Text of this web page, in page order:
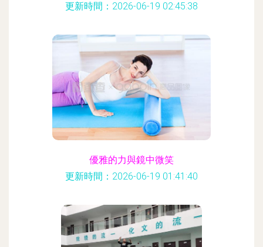
更新時間：2026-06-19 02:45:38
優雅的力與鏡中微笑
更新時間：2026-06-19 01:41:40